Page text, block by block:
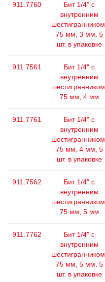
911.7760
Бит 1/4" с
внутренним
шестигранником,
75 мм, 3 мм, 5
шт. в упаковке
911.7561
Бит 1/4" с
внутренним
шестигранником,
75 мм, 4 мм
911.7761
Бит 1/4" с
внутренним
шестигранником,
75 мм, 4 мм, 5
шт. в упаковке
911.7562
Бит 1/4" с
внутренним
шестигранником,
75 мм, 5 мм
911.7762
Бит 1/4" с
внутренним
шестигранником,
75 мм, 5 мм, 5
шт. в упаковке